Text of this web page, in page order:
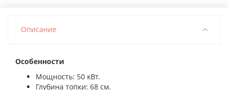
Описание
Особенности
Мощность: 50 кВт.
Глубина топки: 68 см.